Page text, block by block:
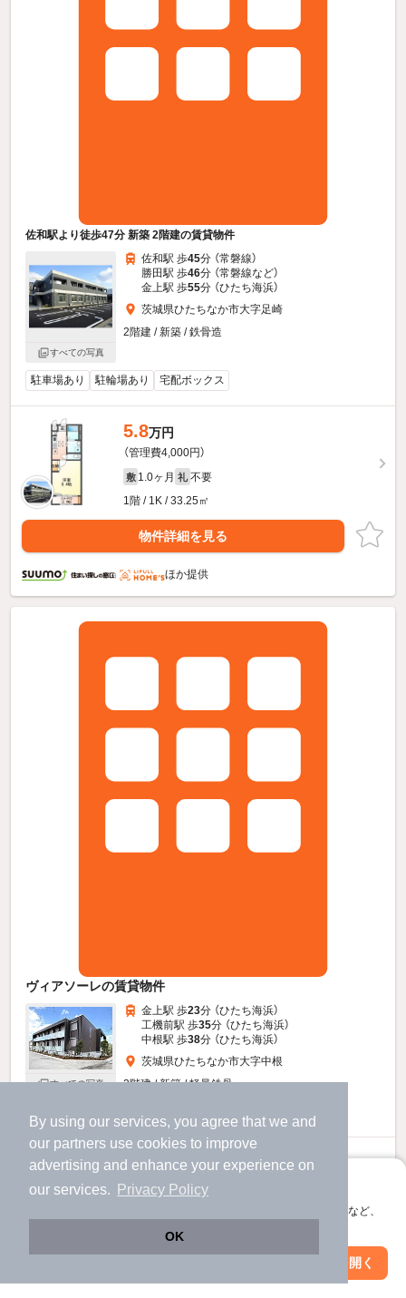
By using our services, you agree that we and
our partners use cookies to improve
advertising and enhance your experience on
our services.
Privacy Policy
OK
アプリに切り替えて、サクサクお部屋探し
会員登録なしですぐ使える。マップ検索やお気に入り保存など、
アプリを開く
佐和駅より徒歩47分 新築 2階建の賃貸物件
すべての写真
佐和駅 歩45分 （常磐線）
勝田駅 歩46分 （常磐線など）
金上駅 歩55分 （ひたち海浜）
茨城県ひたちなか市大字足崎
2階建 / 新築 / 鉄骨造
駐車場あり 駐輪場あり 宅配ボックス
5.8万円
（管理費4,000円）
敷 1.0ヶ月 礼 不要
1階 / 1K / 33.25㎡
物件詳細を見る
ほか提供
ヴィアソーレの賃貸物件
すべての写真
金上駅 歩23分 （ひたち海浜）
工機前駅 歩35分 （ひたち海浜）
中根駅 歩38分 （ひたち海浜）
茨城県ひたちなか市大字中根
2階建 / 新築 / 軽量鉄骨
8.5万円
（管理費5,000円）
2階 / 1LDK / 40.38㎡
絞り込み条件を変更